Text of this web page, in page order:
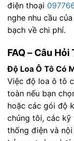
điện thoại
nghe nhu cầu
bạch về chi phí.
FAQ – Câu
Độ Loa Ô Tô Có
Việc độ loa ô tô
toàn nếu bạn
hoặc các gói độ
chúng tôi, các kỹ
thống điện và